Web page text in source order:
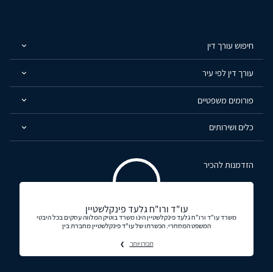
חיפוש עורך דין
עורך דין לפי עיר
פורומים משפטיים
כלים ושירותים
הזדמנות להכיר
עו"ד ורו"ח גלעד פינקלשטיין
משרד עו"ד ורו"ח גלעד פינקלשטיין הינו משרד בוטיק המלווה עסקים בכל היבטי
המשפט המסחרי. הכשרתו של עו"ד פינקלשטיין מחברת בין
תכירו יותר